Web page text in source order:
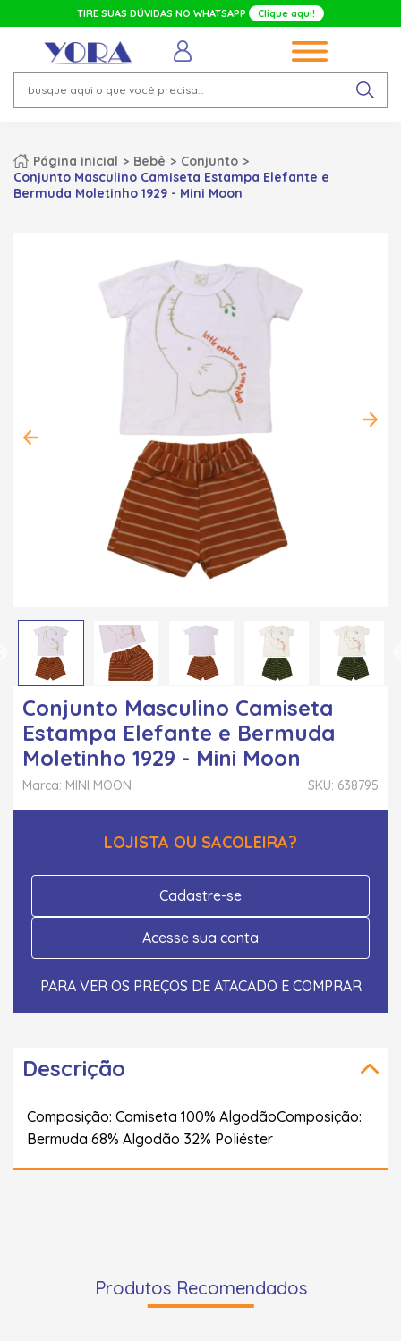
TIRE SUAS DÚVIDAS NO WHATSAPP Clique aqui!
Página inicial Bebê
Conjunto
Conjunto Masculino Camiseta Estampa Elefante e
Bermuda Moletinho 1929 - Mini Moon
Conjunto Masculino Camiseta
Estampa Elefante e Bermuda
Moletinho 1929 - Mini Moon
SKU: 638795
Marca: MINI MOON
LOJISTA OU SACOLEIRA?
Cadastre-se
Acesse sua conta
PARA VER OS PREÇOS DE ATACADO E COMPRAR
Descrição
Composição: Camiseta 100% AlgodãoComposição:
Bermuda 68% Algodão 32% Poliéster
Produtos Recomendados